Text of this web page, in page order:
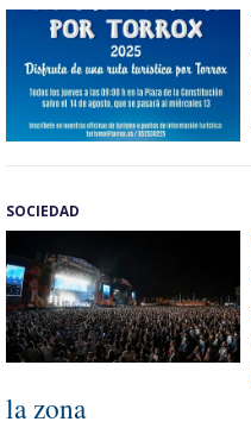
SOCIEDAD
la zona